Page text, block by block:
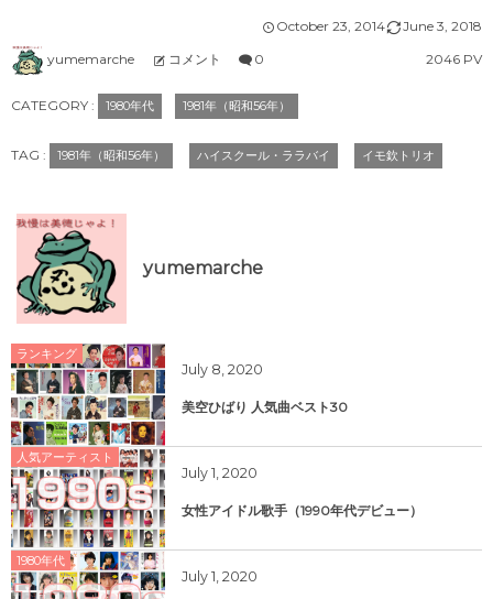
October 23,2014 June 3, 2018
yumemarche
コメント 0 2046 PV
CATEGORY : 1980年代 1981年（昭和56年）
TAG : 1981年（昭和56年） ハイスクール・ララバイ イモ欽トリオ
yumemarche
ランキング
July 8, 2020
美空ひばり 人気曲ベスト30
人気アーティスト
July 1, 2020
女性アイドル歌手（1990年代デビュー）
1980年代
July 1, 2020